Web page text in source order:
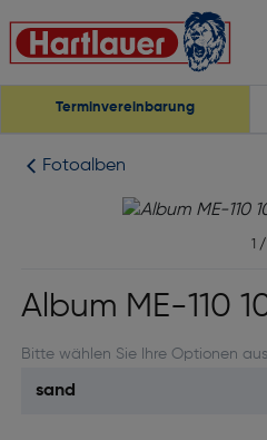
Terminvereinbarung
Fotoalben
1 /
Album ME-110
Bitte wählen Sie Ihre Optionen aus